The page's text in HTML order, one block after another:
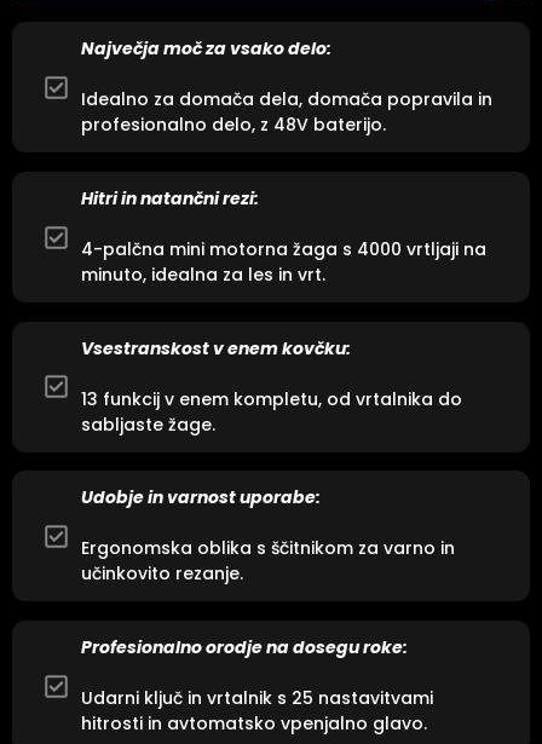
Največja moč za vsako delo:
Idealno za domača dela, domača popravila in
profesionalno delo, z 48V baterijo.
Hitri in natančni rezi:
4-palčna mini motorna žaga s 4000 vrtljaji na
minuto, idealna za les in vrt.
Vsestranskost v enem kovčku:
13 funkcij v enem kompletu, od vrtalnika do
sabljaste žage.
Udobje in varnost uporabe:
Ergonomska oblika s ščitnikom za varno in
učinkovito rezanje.
Profesionalno orodje na dosegu roke:
Udarni ključ in vrtalnik s 25 nastavitvami
hitrosti in avtomatsko vpenjalno glavo.